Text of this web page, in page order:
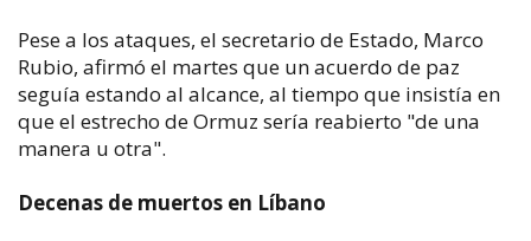
Pese a los ataques, el secretario de Estado, Marco
Rubio, afirmó el martes que un acuerdo de paz
seguía estando al alcance, al tiempo que insistía en
que el estrecho de Ormuz sería reabierto "de una
manera u otra".
Decenas de muertos en Líbano